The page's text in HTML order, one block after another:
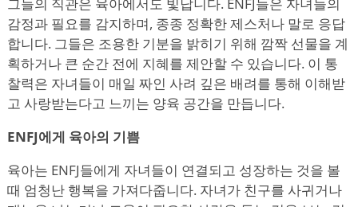
감정과 필요를 감지하며, 종종 정확한 제스처나 말로 응답
합니다. 그들은 조용한 기분을 밝히기 위해 깜짝 선물을 계
획하거나 큰 순간 전에 지혜를 제안할 수 있습니다. 이 통
찰력은 자녀들이 매일 짜인 사려 깊은 배려를 통해 이해받
고 사랑받는다고 느끼는 양육 공간을 만듭니다.
ENFJ에게 육아의 기쁨
육아는 ENFJ들에게 자녀들이 연결되고 성장하는 것을 볼
때 엄청난 행복을 가져다줍니다. 자녀가 친구를 사귀거나